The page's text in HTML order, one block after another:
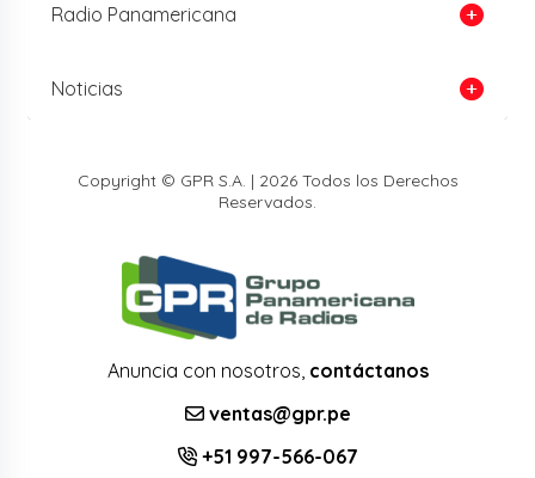
Radio Panamericana
Noticias
Copyright © GPR S.A. | 2026 Todos los Derechos
Reservados.
Anuncia con nosotros, contáctanos
ventas@gpr.pe
+51 997-566-067